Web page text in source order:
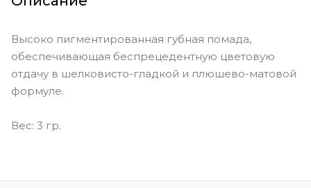
toned)
Rendezvous - slightly muted pink
with coral (warm toned)
Высоко пигментированная губная помада,
обеспечивающая беспрецедентную цветовую
отдачу в шелковисто-гладкой и плюшево-матовой
формуле.
Вес: 3 гр.